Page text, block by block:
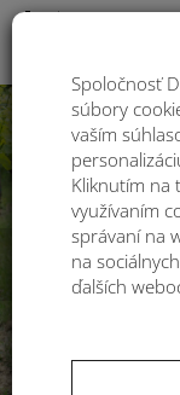
SpäťSpoločnosť
súbory
vaším
Kliknutím na
využívaním
správaní na
na
ďalších